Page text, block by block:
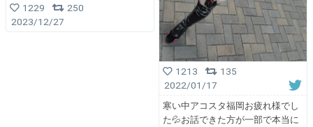
1229
250
2023/12/27
1213
135
2022/01/17
寒い中アコスタ福岡お疲れ様でし
た💦お話できた方が一部で本当に